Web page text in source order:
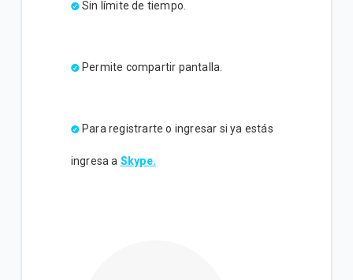
Sin límite de tiempo.
Permite compartir pantalla.
Para registrarte o ingresar si ya estás
ingresa a Skype.